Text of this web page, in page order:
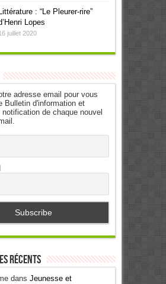
Littérature : “Le Pleurer-rire”
Lopes
juillet 2020
adresse email pour vous
Bulletin d'information et
de chaque nouvel
récents
dans Jeunesse et